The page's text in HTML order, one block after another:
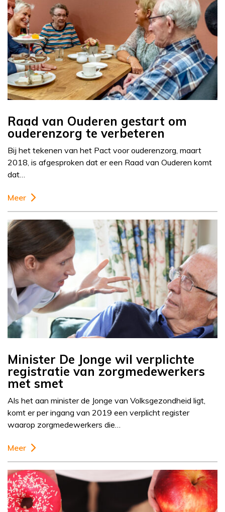
Raad van Ouderen gestart om
ouderenzorg te verbeteren
Bij het tekenen van het Pact voor ouderenzorg, maart
2018, is afgesproken dat er een Raad van Ouderen komt
dat…
Meer
Minister De Jonge wil verplichte
registratie van zorgmedewerkers
met smet
Als het aan minister de Jonge van Volksgezondheid ligt,
komt er per ingang van 2019 een verplicht register
waarop zorgmedewerkers die…
Meer